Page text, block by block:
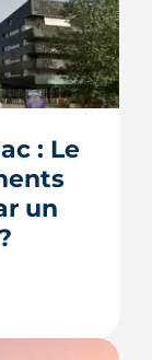
: Le
un